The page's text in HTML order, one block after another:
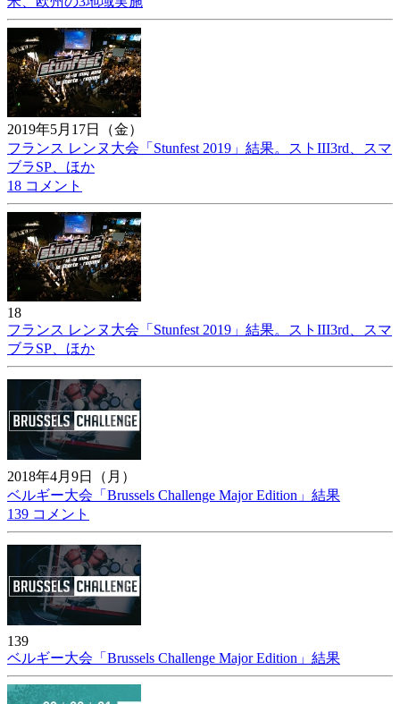
2019年5月17日（金）
フランス レンヌ大会「Stunfest 2019」結果。ストIII3rd、スマ
ブラSP、ほか
18 コメント
18
フランス レンヌ大会「Stunfest 2019」結果。ストIII3rd、スマ
ブラSP、ほか
2018年4月9日（月）
ベルギー大会「Brussels Challenge Major Edition」結果
139 コメント
139
ベルギー大会「Brussels Challenge Major Edition」結果